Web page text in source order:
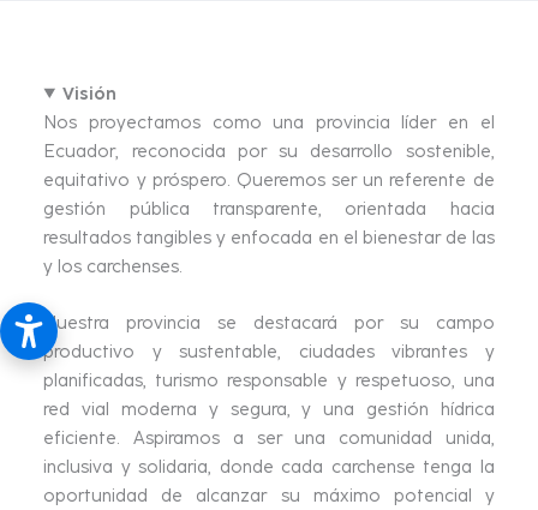
Visión
Nos proyectamos como una provincia líder en el
Ecuador, reconocida por su desarrollo sostenible,
equitativo y próspero. Queremos ser un referente de
gestión pública transparente, orientada hacia
resultados tangibles y enfocada en el bienestar de las
y los carchenses.
Nuestra provincia se destacará por su campo
productivo y sustentable, ciudades vibrantes y
planificadas, turismo responsable y respetuoso, una
red vial moderna y segura, y una gestión hídrica
eficiente. Aspiramos a ser una comunidad unida,
inclusiva y solidaria, donde cada carchense tenga la
oportunidad de alcanzar su máximo potencial y